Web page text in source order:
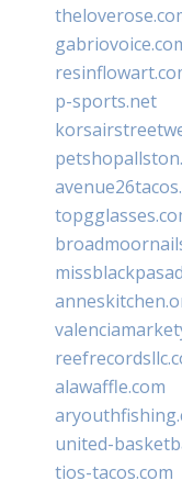
p-sports.net
alawaffle.com
united-
tios-tacos.com